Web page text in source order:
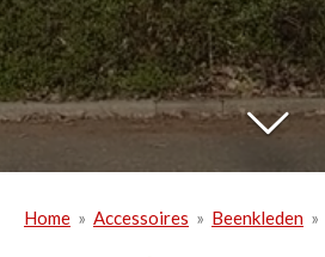
Home » Accessoires » Beenkleden »